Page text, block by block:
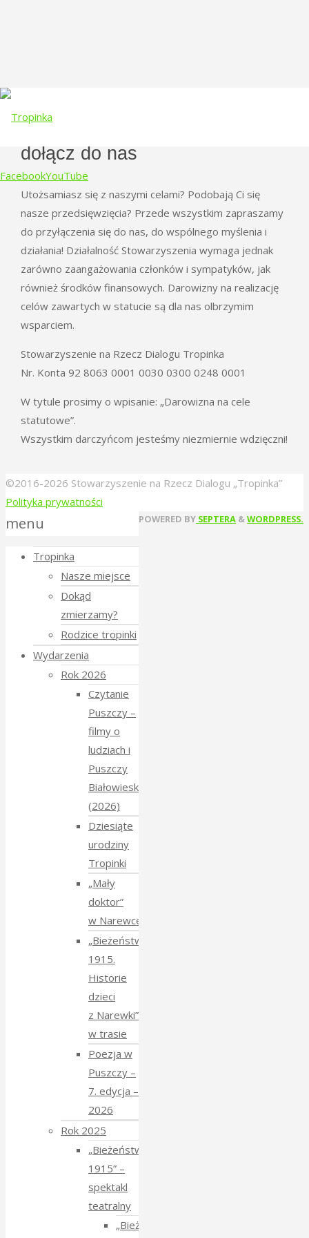
FacebookYouTube
content
dołącz do nas
Utożsamiasz się z naszymi celami? Podobają Ci się
nasze przedsięwzięcia? Przede wszystkim zapraszamy
do przyłączenia się do nas, do wspólnego myślenia i
działania! Działalność Stowarzyszenia wymaga jednak
zarówno zaangażowania członków i sympatyków, jak
również środków finansowych. Darowizny na realizację
celów zawartych w statucie są dla nas olbrzymim
wsparciem.
Stowarzyszenie na Rzecz Dialogu Tropinka
Nr. Konta 92 8063 0001 0030 0300 0248 0001
W tytule prosimy o wpisanie: „Darowizna na cele
statutowe”.
Wszystkim darczyńcom jesteśmy niezmiernie wdzięczni!
©2016-2026 Stowarzyszenie na Rzecz Dialogu „Tropinka”
Polityka prywatności
POWERED BY SEPTERA &WORDPRESS.
Back
Top
menu
Tropinka
Nasze miejsce
Dokąd
zmierzamy?
Rodzice tropinki
Wydarzenia
Rok 2026
Czytanie
Puszczy –
filmy o
ludziach i
Puszczy
Białowieskiej
(2026)
Dziesiąte
urodziny
Tropinki
„Mały
doktor”
w Narewce
„Bieżeństwo
1915.
Historie
dzieci
z Narewki”
w trasie
Poezja w
Puszczy –
7. edycja –
2026
Rok 2025
„Bieżeństwo
1915” –
spektakl
teatralny
„Bieżeństwo